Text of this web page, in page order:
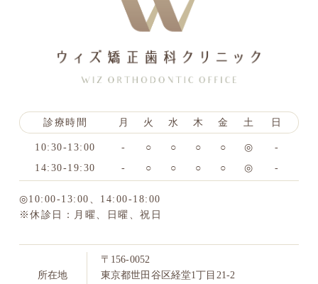
診療時間 月 火 水 木 金 土 日
10:30-13:00 - ○ ○ ○ ○ ◎
-
14:30-19:30
- ○ ○ ○ ○ ◎ -
◎10:00-13:00、14:00-18:00
※休診日：月曜、日曜、祝日
所在地
〒156-0052
東京都世田谷区経堂1丁目21-2